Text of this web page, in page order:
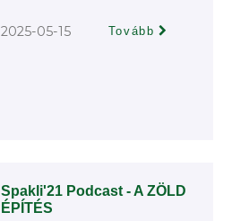
2025-05-15 Tovább
Spakli'21 Podcast - A ZÖLD
ÉPÍTÉS